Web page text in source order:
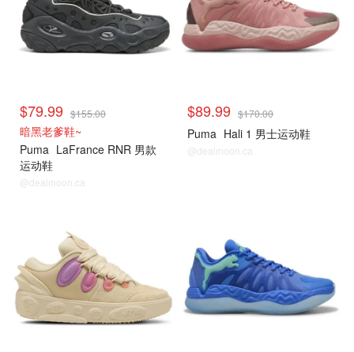
$79.99 $155.00
暗黑老爹鞋~
Puma LaFrance RNR 男款
运动鞋
@dealmoon.ca
$89.99 $170.00
Puma Hali 1 男士运动鞋
@dealmoon.ca